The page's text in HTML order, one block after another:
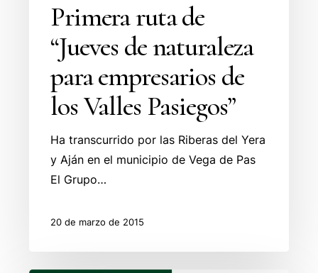
Valles
Pasiegos”
Primera ruta de
“Jueves de naturaleza
para empresarios de
los Valles Pasiegos”
Ha transcurrido por las Riberas del Yera
y Aján en el municipio de Vega de Pas
El Grupo…
20 de marzo de 2015